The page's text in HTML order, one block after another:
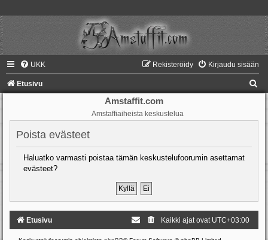
UKK Kirjaudu sisään
Rekisteröidy
Etusivu
Amstaffit.com
Amstaffiaiheista keskustelua
Poista evästeet
Haluatko varmasti poistaa tämän keskustelufoorumin asettamat
evästeet?
Etusivu Kaikki ajat ovat UTC+03:00